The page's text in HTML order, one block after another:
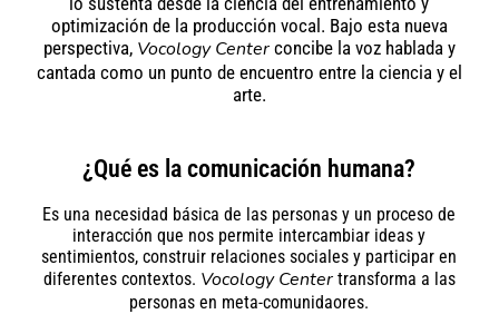
optimización de la producción vocal. Bajo esta nueva
perspectiva, Vocology Centerconcibe la voz hablada y
cantada como un punto de encuentro entre la ciencia y el
arte.
¿Qué es la comunicación humana?
Es una necesidad básica de las personas y un proceso de
interacción que nos permite intercambiar ideas y
sentimientos, construir relaciones sociales y participar en
diferentes contextos. Vocology Centertransforma a las
personas en meta-comunidaores.